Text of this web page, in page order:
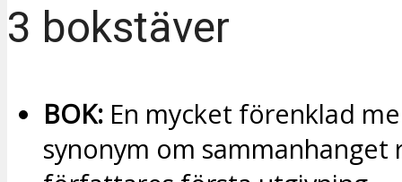
3 bokstäver
BOK: En mycket förenklad
synonym om sammanhanget